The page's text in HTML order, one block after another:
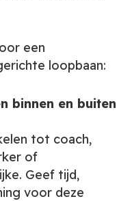
een
loopbaan:
binnen en buiten
tot coach,
of
Geef tijd,
voor deze